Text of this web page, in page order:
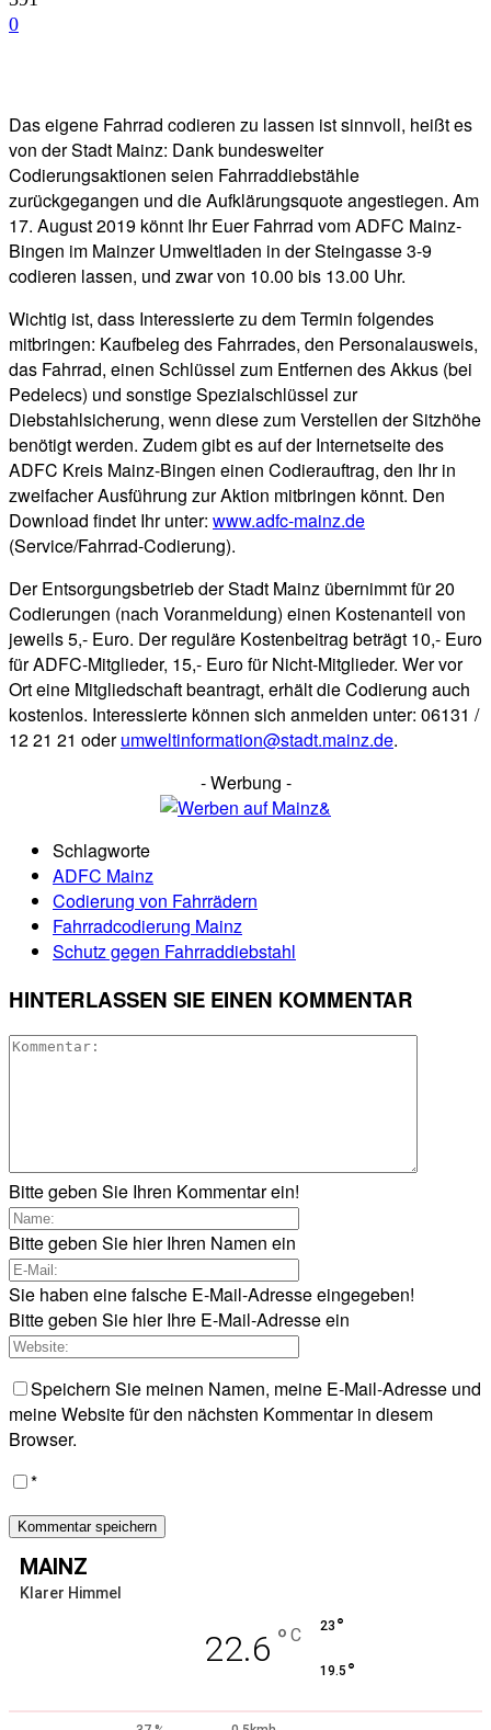
0
Das eigene Fahrrad codieren zu lassen ist sinnvoll, heißt es
von der Stadt Mainz: Dank bundesweiter
Codierungsaktionen seien Fahrraddiebstähle
zurückgegangen und die Aufklärungsquote angestiegen. Am
17. August 2019 könnt Ihr Euer Fahrrad vom ADFC Mainz-
Bingen im Mainzer Umweltladen in der Steingasse 3-9
codieren lassen, und zwar von 10.00 bis 13.00 Uhr.
Wichtig ist, dass Interessierte zu dem Termin folgendes
mitbringen: Kaufbeleg des Fahrrades, den Personalausweis,
das Fahrrad, einen Schlüssel zum Entfernen des Akkus (bei
Pedelecs) und sonstige Spezialschlüssel zur
Diebstahlsicherung, wenn diese zum Verstellen der Sitzhöhe
benötigt werden. Zudem gibt es auf der Internetseite des
ADFC Kreis Mainz-Bingen einen Codierauftrag, den Ihr in
zweifacher Ausführung zur Aktion mitbringen könnt. Den
Download findet Ihr unter: www.adfc-mainz.de
(Service/Fahrrad-Codierung).
Der Entsorgungsbetrieb der Stadt Mainz übernimmt für 20
Codierungen (nach Voranmeldung) einen Kostenanteil von
jeweils 5,- Euro. Der reguläre Kostenbeitrag beträgt 10,- Euro
für ADFC-Mitglieder, 15,- Euro für Nicht-Mitglieder. Wer vor
Ort eine Mitgliedschaft beantragt, erhält die Codierung auch
kostenlos. Interessierte können sich anmelden unter: 06131 /
12 21 21 oderumweltinformation@stadt.mainz.de.
- Werbung -
Schlagworte
ADFC Mainz
Codierung von Fahrrädern
Fahrradcodierung Mainz
Schutz gegen Fahrraddiebstahl
HINTERLASSEN SIE EINEN KOMMENTAR
Bitte geben Sie Ihren Kommentar ein!
Bitte geben Sie hier Ihren Namen ein
Sie haben eine falsche E-Mail-Adresse eingegeben!
Bitte geben Sie hier Ihre E-Mail-Adresse ein
Speichern Sie meinen Namen, meine E-Mail-Adresse und
meine Website für den nächsten Kommentar in diesem
Browser.
*
MAINZ
Klarer Himmel
22.6 ° C 23 °
19.5 °